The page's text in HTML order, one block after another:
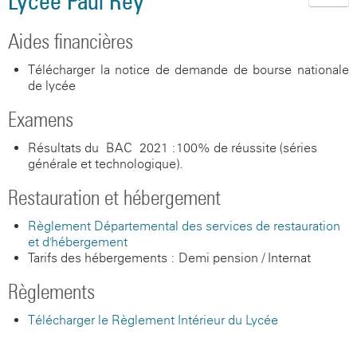
Aides financières
Télécharger la notice de demande de bourse nationale
de lycée
Examens
Résultats du BAC 2021 :100% de réussite (séries
générale et technologique).
Restauration et hébergement
Règlement Départemental des services de restauration
et d'hébergement
Tarifs des hébergements : Demi-pension / Internat
Règlements
Télécharger le Règlement Intérieur du Lycée